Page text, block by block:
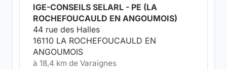
IGE-CONSEILS SELARL - PE (LA
ROCHEFOUCAULD EN ANGOUMOIS)
44 rue des Halles
16110 LA ROCHEFOUCAULD EN
ANGOUMOIS
à 18,4 km de Varaignes